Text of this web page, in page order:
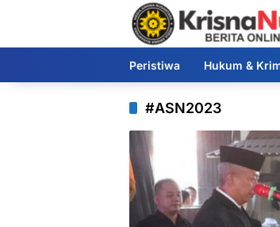
Peristiwa Hukum &
#ASN2023